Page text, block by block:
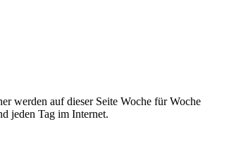
werden auf dieser Seite Woche für Woche
jeden Tag im Internet.